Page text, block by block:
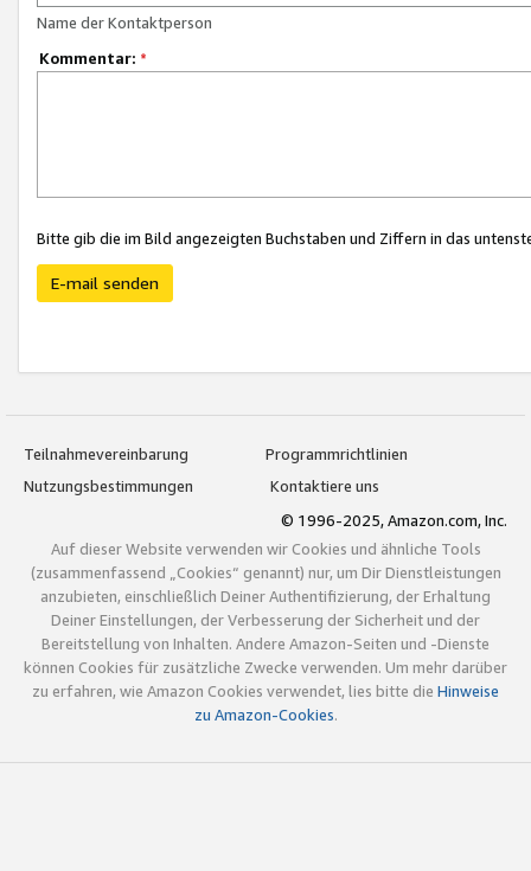
Name der Kontaktperson
Kommentar: *
Bitte gib die im Bild angezeigten Buchstaben und Ziffern in das
E-mail senden
Teilnahmevereinbarung
Programmrichtlinien
Nutzungsbestimmungen
Kontaktiere uns
© 1996-2025, Amazon.com, Inc.
Auf dieser Website verwenden wir Cookies und ähnliche Tools
(zusammenfassend „Cookies“ genannt) nur, um Dir Dienstleistungen
anzubieten, einschließlich Deiner Authentifizierung, der Erhaltung
Deiner Einstellungen, der Verbesserung der Sicherheit und der
Bereitstellung von Inhalten. Andere Amazon-Seiten und -Dienste
können Cookies für zusätzliche Zwecke verwenden. Um mehr darüber
zu erfahren, wie Amazon Cookies verwendet, lies bitte die Hinweise
zu Amazon-Cookies.